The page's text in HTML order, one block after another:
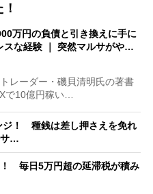
万円の負債と引き換えに手に
スな経験 ｜ 突然マルサがや…
レーダー・磯貝清明氏の著書
で10億円稼い…
ジ！ 種銭は差し押さえを免れ
サ…
！ 毎日5万円超の延滞税が積み